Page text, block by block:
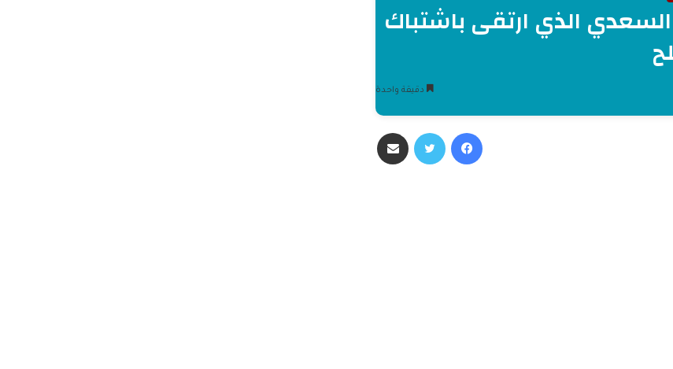
الذي ارتقى باشتباك
دقيقة واحدة
فيسبوك تويتر